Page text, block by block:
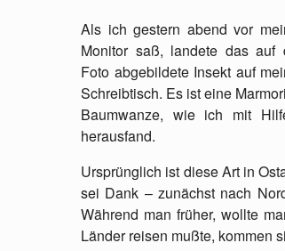
Als ich gestern abend vor
Monitor saß, landete das auf
Foto abgebildete Insekt auf
Schreibtisch. Es ist eine
Baumwanze, wie ich mit
herausfand.
Ursprünglich ist diese Art in
sei Dank – zunächst nach
Während man früher, wollte
Länder reisen mußte, kommen